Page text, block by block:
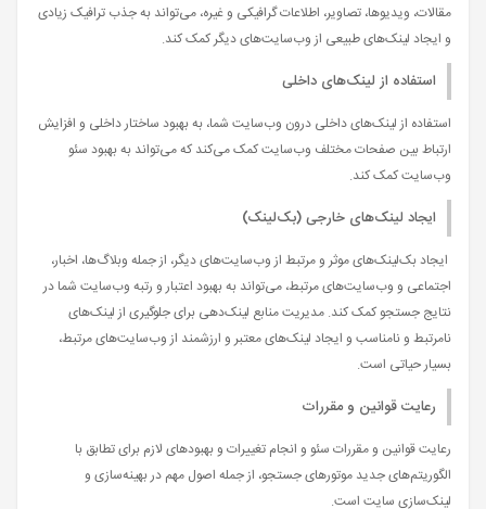
مقالات، ویدیوها، تصاویر، اطلاعات گرافیکی و غیره، می‌تواند به جذب ترافیک زیادی
و ایجاد لینک‌های طبیعی از وب‌سایت‌های دیگر کمک کند.
استفاده از لینک‌های داخلی
استفاده از لینک‌های داخلی درون وب‌سایت شما، به بهبود ساختار داخلی و افزایش
ارتباط بین صفحات مختلف وب‌سایت کمک می‌کند که می‌تواند به بهبود سئو
وب‌سایت کمک کند.
ایجاد لینک‌های خارجی (بک‌لینک)
ایجاد بک‌لینک‌های موثر و مرتبط از وب‌سایت‌های دیگر، از جمله وبلاگ‌ها، اخبار،
اجتماعی و وب‌سایت‌های مرتبط، می‌تواند به بهبود اعتبار و رتبه وب‌سایت شما در
نتایج جستجو کمک کند. مدیریت منابع لینک‌دهی برای جلوگیری از لینک‌های
نامرتبط و نامناسب و ایجاد لینک‌های معتبر و ارزشمند از وب‌سایت‌های مرتبط،
بسیار حیاتی است.
رعایت قوانین و مقررات
رعایت قوانین و مقررات سئو و انجام تغییرات و بهبودهای لازم برای تطابق با
الگوریتم‌های جدید موتورهای جستجو، از جمله اصول مهم در بهینه‌سازی و
لینک‌سازی سایت است.